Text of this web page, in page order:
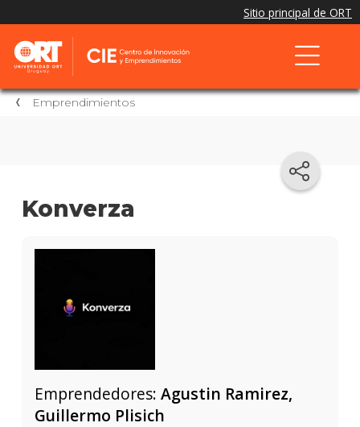
Emprendimientos
Konverza
Emprendedores: Agustin Ramirez,
Guillermo Plisich